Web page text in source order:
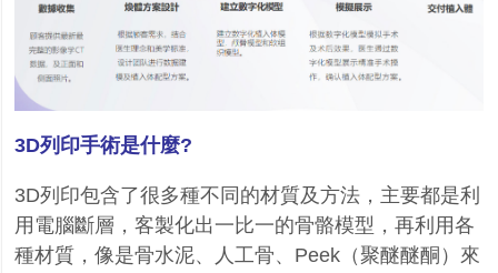
3D列印手術是什麼?
3D列印包含了很多種不同的材質及方法，主要都是利
用電腦斷層，客製化出一比一的骨骼模型，再利用各
種材質，像是骨水泥、人工骨、 Peek （聚醚醚酮）來